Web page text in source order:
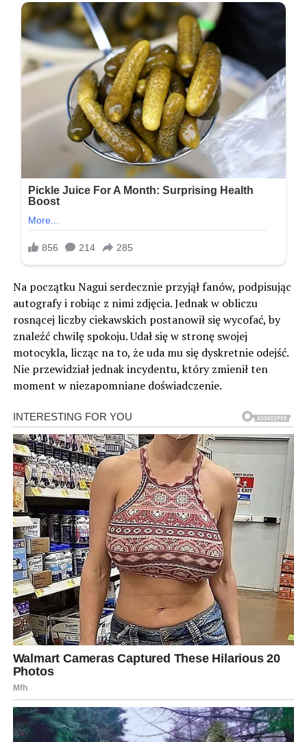
Na początku Nagui serdecznie przyjął fanów, podpisując
autografy i robiąc z nimi zdjęcia. Jednak w obliczu
rosnącej liczby ciekawskich postanowił się wycofać, by
znaleźć chwilę spokoju. Udał się w stronę swojej
motocykla, licząc na to, że uda mu się dyskretnie odejść.
Nie przewidział jednak incydentu, który zmienił ten
moment w niezapomniane doświadczenie.